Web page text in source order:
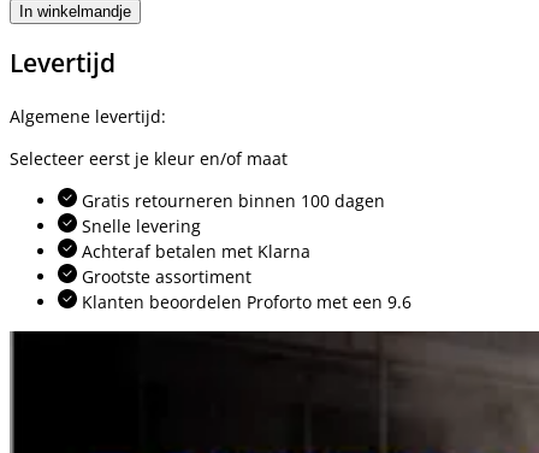
In winkelmandje
Levertijd
Algemene levertijd:
Selecteer eerst je kleur en/of maat
Gratis retourneren binnen 100 dagen
Snelle levering
Achteraf betalen met Klarna
Grootste assortiment
Klanten beoordelen Proforto met een 9.6